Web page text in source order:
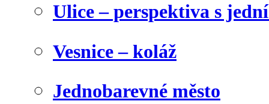
Ulice – perspektiva s
Vesnice – koláž
Jednobarevné město